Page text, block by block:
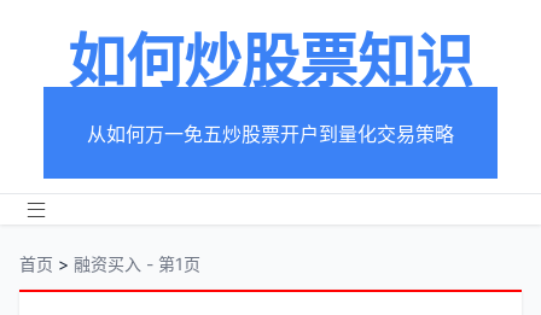
如何炒股票知识
从如何万一免五炒股票开户到量化交易策略
首页 > 融资买入 - 第1页